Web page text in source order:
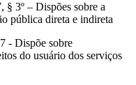
§ 3º – Dispões sobre a
pública direta e indireta
- Dispõe sobre
do usuário dos serviços